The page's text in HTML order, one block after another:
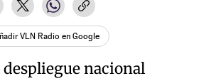
VLN Radio en Google
nacional